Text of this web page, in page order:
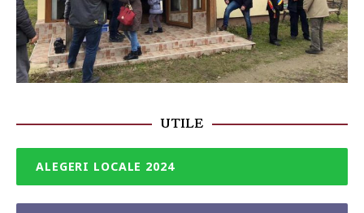
UTILE
ALEGERI LOCALE 2024